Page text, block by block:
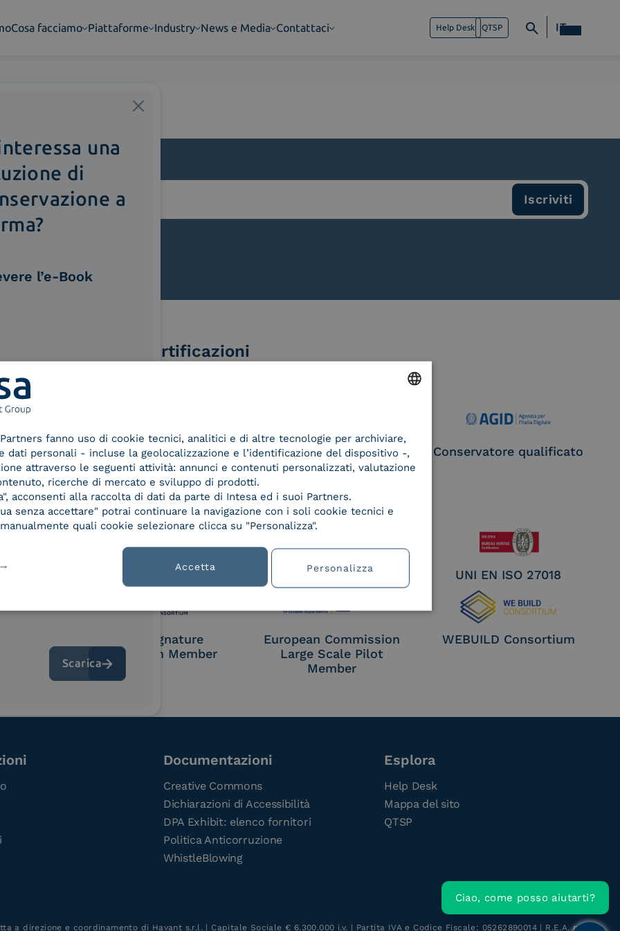
Cosa facciamo Piattaforme Industry News e Media Contattaci Help Desk QTSP IT
Le nostre certificazioni
Trust
for
/
Service Provider e
Aggregatore SPID
Service Provider e
Aggregatore CIE
Conservatore qualificato
UNI EN ISO 27001 UNI EN ISO 27017 UNI EN ISO 27018
Access
Cloud Signature
Consortium Member
European Commission
Large Scale Pilot
Member
WEBUILD Consortium
una
di
a
l’e-Book
e offerte di INTESA.
di INTESA.
inviando una e-mail
se non si desidera ricevere
facendo clic sul
e-mail.
nelle Norme di tutela della
di aver letto e compreso
Documentazioni
Creative Commons
Dichiarazioni di Accessibilità
DPA Exhibit: elenco fornitori
Politica Anticorruzione
WhistleBlowing
Esplora
Help Desk
Mappa del sito
QTSP
a direzione e coordinamento di Havant s.r.l. | Capitale Sociale € 6.300.000 i.v. | Partita IVA e Codice Fiscale: 05262890014 | R.E.A. n.
ITALIAN
fanno uso di cookie tecnici, analitici e di altre tecnologie per archiviare,
dati personali - incluse la geolocalizzazione e l’identificazione del dispositivo -,
attraverso le seguenti attività: annunci e contenuti personalizzati, valutazione
ricerche di mercato e sviluppo di prodotti.
acconsenti alla raccolta di dati da parte di Intesa ed i suoi Partners.
senza accettare" potrai continuare la navigazione con i soli cookie tecnici e
quali cookie selezionare clicca su "Personalizza".
Accetta Personalizza
Ciao, come posso aiutarti?